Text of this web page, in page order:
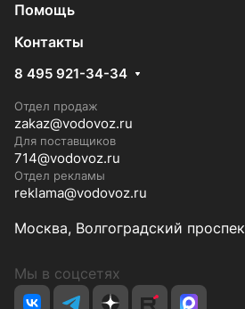
Помощь
Контакты
8 495 921-34-34
Отдел продаж
zakaz@vodovoz.ru
Для поставщиков
714@vodovoz.ru
Отдел рекламы
reklama@vodovoz.ru
Москва, Волгоградский
Мы в соцсетях